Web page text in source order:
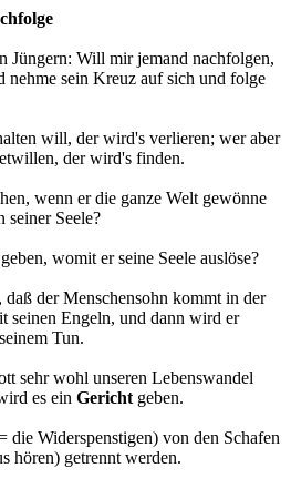
Jüngern: Will mir jemand nachfolgen,
nehme sein Kreuz auf sich und folge
will, der wird's verlieren; wer aber
der wird's finden.
wenn er die ganze Welt gewönne
seiner Seele?
womit er seine Seele auslöse?
der Menschensohn kommt in der
seinen Engeln, und dann wird er
Tun.
sehr wohl unseren Lebenswandel
es ein Gericht geben.
die Widerspenstigen) von den Schafen
hören) getrennt werden.